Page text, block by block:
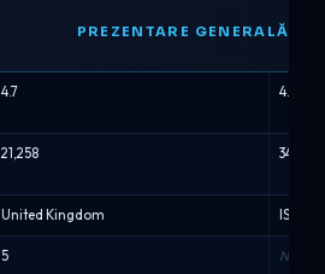
PREZENTARE GENERALĂ
4.7 4.7
21,258 34,252
United Kingdom ISRAEL
5 N/A